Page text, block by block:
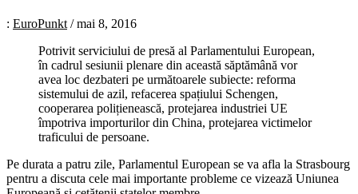
: EuroPunkt /mai 8, 2016
Potrivit serviciului de presă al Parlamentului European,
în cadrul sesiunii plenare din această săptămână vor
avea loc dezbateri pe următoarele subiecte: reforma
sistemului de azil, refacerea spațiului Schengen,
cooperarea polițienească, protejarea industriei UE
împotriva importurilor din China, protejarea victimelor
traficului de persoane.
Pe durata a patru zile, Parlamentul European se va afla la Strasbourg
pentru a discuta cele mai importante probleme ce vizează Uniunea